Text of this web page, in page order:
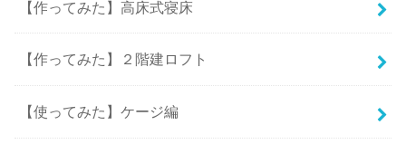
【作ってみた】高床式寝床
【作ってみた】２階建ロフト
【使ってみた】ケージ編